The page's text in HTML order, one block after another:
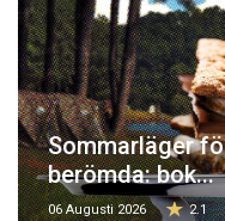
Sommarläger
berömda: bok...
06 Augusti 2026 2.1